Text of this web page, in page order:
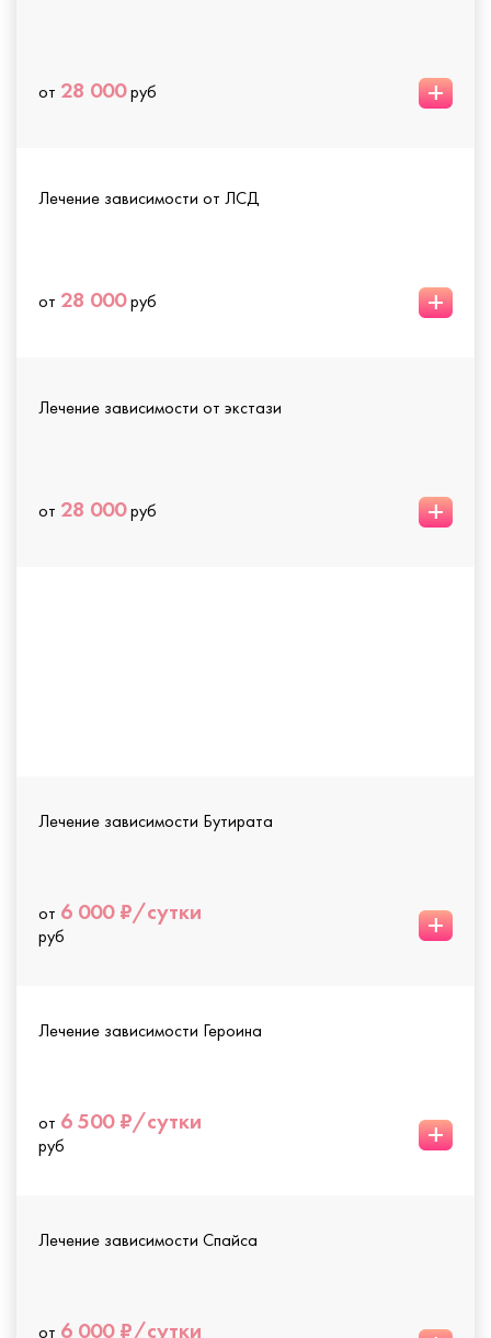
от 28 000руб +
Лечение зависимости от ЛСД
от 28 000руб +
Лечение зависимости от экстази
от 28 000руб +
Лечение зависимости Бутирата
от 6 000 ₽/сутки
руб +
Лечение зависимости Героина
от 6 500 ₽/сутки
руб +
Лечение зависимости Спайса
от 6 000 ₽/сутки